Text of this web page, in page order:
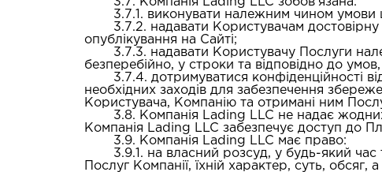
3.7.1. виконувати належним чином умови
3.7.2. надавати Користувачам
опублікування на Сайті;
3.7.3. надавати Користувачу Послуги
безперебійно, у строки та відповідно до
3.7.4. дотримуватися конфіденційності
необхідних заходів для забезпечення
Користувача, Компанію та отримані ним
3.8. Компанія Lading LLC не надає
Компанія Lading LLC забезпечує доступ до
3.9. Компанія Lading LLC має право:
3.9.1. на власний розсуд, у будь-який
Послуг Компанії, їхній характер, суть,